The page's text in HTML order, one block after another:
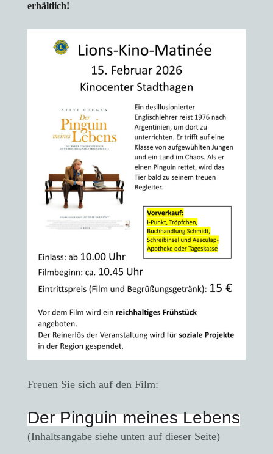
erhältlich!
Freuen Sie sich auf den Film:
Der Pinguin meines Lebens
(Inhaltsangabe siehe unten auf dieser Seite)